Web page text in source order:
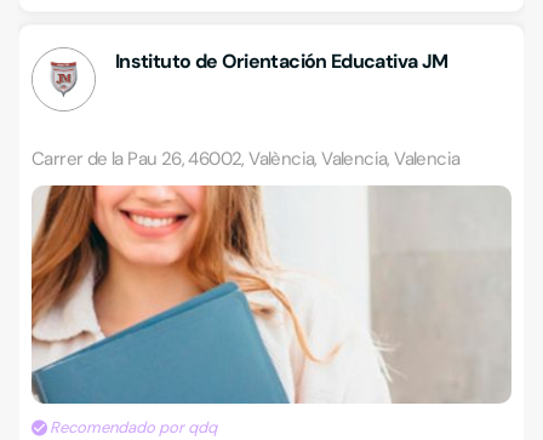
Instituto de Orientación Educativa JM
Carrer de la Pau 26, 46002, València, Valencia, Valencia
Recomendado por qdq